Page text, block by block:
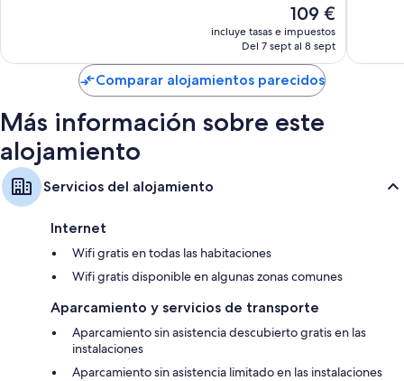
El
precio
actual
de
109 €
109 €
incluye tasas e impuestos
Del 7 sept al 8 sept
Comparar alojamientos parecidos
Más información sobre este
alojamiento
Servicios del alojamiento
Internet
Wifi gratis en todas las habitaciones
Wifi gratis disponible en algunas zonas comunes
Aparcamiento y servicios de transporte
Aparcamiento sin asistencia descubierto gratis en las
instalaciones
Aparcamiento sin asistencia limitado en las instalaciones